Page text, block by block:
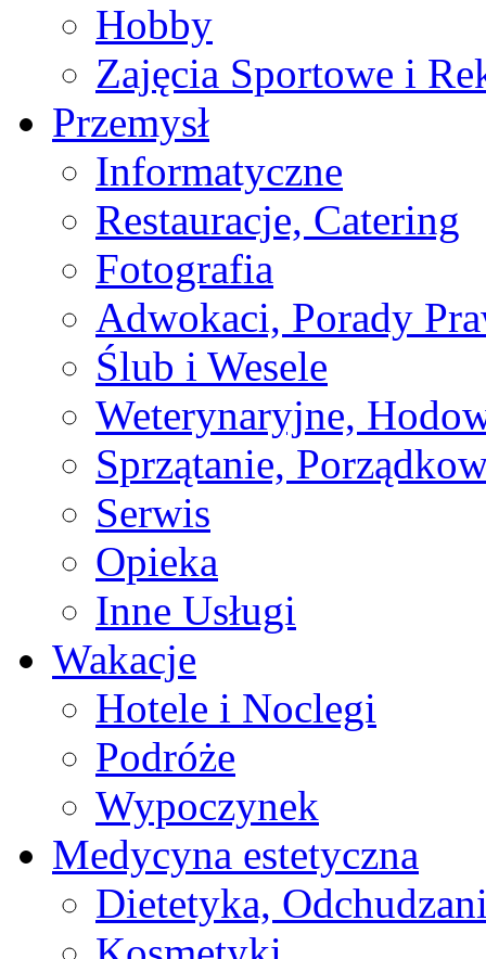
Hobby
Zajęcia Sportowe i
Przemysł
Informatyczne
Restauracje, Catering
Fotografia
Adwokaci, Porady
Ślub i Wesele
Weterynaryjne,
Sprzątanie,
Serwis
Opieka
Inne Usługi
Wakacje
Hotele i Noclegi
Podróże
Wypoczynek
Medycyna estetyczna
Dietetyka,